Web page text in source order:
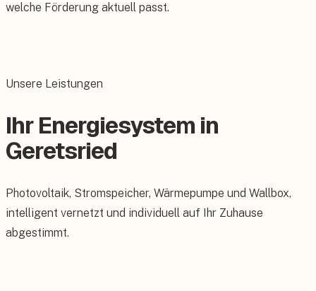
welche Förderung aktuell passt.
Unsere Leistungen
Ihr Energiesystem in
Geretsried
Photovoltaik, Stromspeicher, Wärmepumpe und Wallbox,
intelligent vernetzt und individuell auf Ihr Zuhause
abgestimmt.